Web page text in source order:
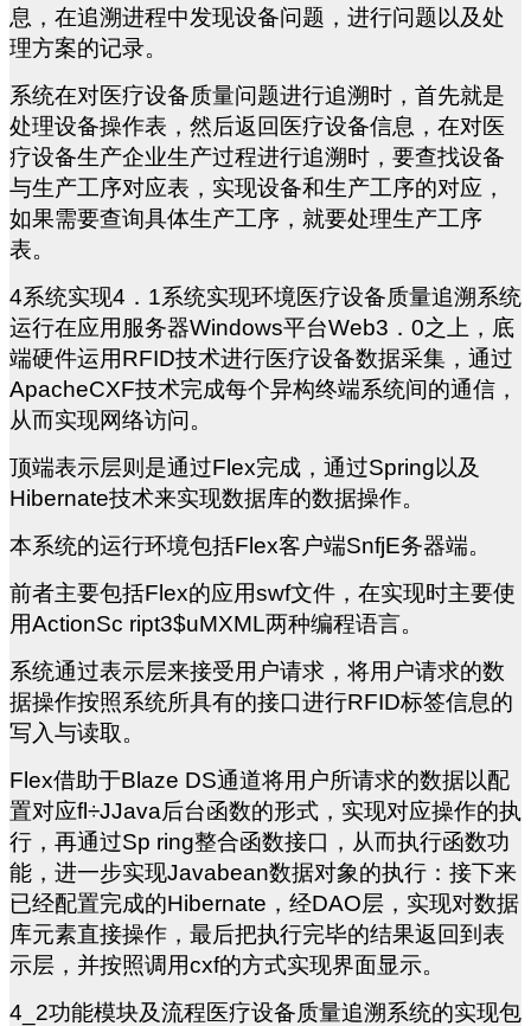
息，在追溯进程中发现设备问题，进行问题以及处
理方案的记录。
系统在对医疗设备质量问题进行追溯时，首先就是
处理设备操作表，然后返回医疗设备信息，在对医
疗设备生产企业生产过程进行追溯时，要查找设备
与生产工序对应表，实现设备和生产工序的对应，
如果需要查询具体生产工序，就要处理生产工序
表。
4系统实现4．1系统实现环境医疗设备质量追溯系统
运行在应用服务器Windows平台Web3．0之上，底
端硬件运用RFID技术进行医疗设备数据采集，通过
ApacheCXF技术完成每个异构终端系统间的通信，
从而实现网络访问。
顶端表示层则是通过Flex完成，通过Spring以及
Hibernate技术来实现数据库的数据操作。
本系统的运行环境包括Flex客户端SnfjE务器端。
前者主要包括Flex的应用swf文件，在实现时主要使
用ActionSc ript3$uMXML两种编程语言。
系统通过表示层来接受用户请求，将用户请求的数
据操作按照系统所具有的接口进行RFID标签信息的
写入与读取。
Flex借助于Blaze DS通道将用户所请求的数据以配
置对应fl÷JJava后台函数的形式，实现对应操作的执
行，再通过Sp ring整合函数接口，从而执行函数功
能，进一步实现Javabean数据对象的执行：接下来
已经配置完成的Hibernate，经DAO层，实现对数据
库元素直接操作，最后把执行完毕的结果返回到表
示层，并按照调用cxf的方式实现界面显示。
4_2功能模块及流程医疗设备质量追溯系统的实现包